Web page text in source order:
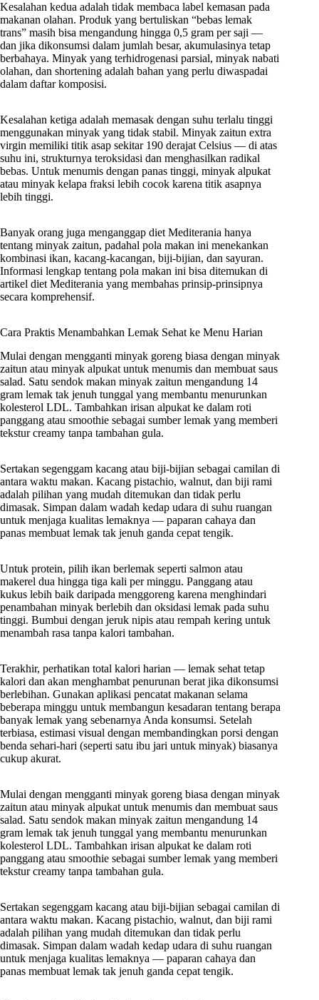
Kesalahan kedua adalah tidak membaca label kemasan pada
makanan olahan. Produk yang bertuliskan “bebas lemak
trans” masih bisa mengandung hingga 0,5 gram per saji —
dan jika dikonsumsi dalam jumlah besar, akumulasinya tetap
berbahaya. Minyak yang terhidrogenasi parsial, minyak nabati
olahan, dan shortening adalah bahan yang perlu diwaspadai
dalam daftar komposisi.
Kesalahan ketiga adalah memasak dengan suhu terlalu tinggi
menggunakan minyak yang tidak stabil. Minyak zaitun extra
virgin memiliki titik asap sekitar 190 derajat Celsius — di atas
suhu ini, strukturnya teroksidasi dan menghasilkan radikal
bebas. Untuk menumis dengan panas tinggi, minyak alpukat
atau minyak kelapa fraksi lebih cocok karena titik asapnya
lebih tinggi.
Banyak orang juga menganggap diet Mediterania hanya
tentang minyak zaitun, padahal pola makan ini menekankan
kombinasi ikan, kacang-kacangan, biji-bijian, dan sayuran.
Informasi lengkap tentang pola makan ini bisa ditemukan di
artikel diet Mediterania yang membahas prinsip-prinsipnya
secara komprehensif.
Cara Praktis Menambahkan Lemak Sehat ke Menu Harian
Mulai dengan mengganti minyak goreng biasa dengan minyak
zaitun atau minyak alpukat untuk menumis dan membuat saus
salad. Satu sendok makan minyak zaitun mengandung 14
gram lemak tak jenuh tunggal yang membantu menurunkan
kolesterol LDL. Tambahkan irisan alpukat ke dalam roti
panggang atau smoothie sebagai sumber lemak yang memberi
tekstur creamy tanpa tambahan gula.
Sertakan segenggam kacang atau biji-bijian sebagai camilan di
antara waktu makan. Kacang pistachio, walnut, dan biji rami
adalah pilihan yang mudah ditemukan dan tidak perlu
dimasak. Simpan dalam wadah kedap udara di suhu ruangan
untuk menjaga kualitas lemaknya — paparan cahaya dan
panas membuat lemak tak jenuh ganda cepat tengik.
Untuk protein, pilih ikan berlemak seperti salmon atau
makerel dua hingga tiga kali per minggu. Panggang atau
kukus lebih baik daripada menggoreng karena menghindari
penambahan minyak berlebih dan oksidasi lemak pada suhu
tinggi. Bumbui dengan jeruk nipis atau rempah kering untuk
menambah rasa tanpa kalori tambahan.
Terakhir, perhatikan total kalori harian — lemak sehat tetap
kalori dan akan menghambat penurunan berat jika dikonsumsi
berlebihan. Gunakan aplikasi pencatat makanan selama
beberapa minggu untuk membangun kesadaran tentang berapa
banyak lemak yang sebenarnya Anda konsumsi. Setelah
terbiasa, estimasi visual dengan membandingkan porsi dengan
benda sehari-hari (seperti satu ibu jari untuk minyak) biasanya
cukup akurat.
Mulai dengan mengganti minyak goreng biasa dengan minyak
zaitun atau minyak alpukat untuk menumis dan membuat saus
salad. Satu sendok makan minyak zaitun mengandung 14
gram lemak tak jenuh tunggal yang membantu menurunkan
kolesterol LDL. Tambahkan irisan alpukat ke dalam roti
panggang atau smoothie sebagai sumber lemak yang memberi
tekstur creamy tanpa tambahan gula.
Sertakan segenggam kacang atau biji-bijian sebagai camilan di
antara waktu makan. Kacang pistachio, walnut, dan biji rami
adalah pilihan yang mudah ditemukan dan tidak perlu
dimasak. Simpan dalam wadah kedap udara di suhu ruangan
untuk menjaga kualitas lemaknya — paparan cahaya dan
panas membuat lemak tak jenuh ganda cepat tengik.